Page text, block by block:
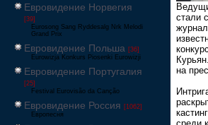
Евровидение Норвегия
[39]
Eurosong Sang Ryddesalg Nrk Melodi
Grand Prix
Евровидение Польша [36]
Eurowizja Konkurs Piosenki Eurowizji
Евровидение Португалия
[25]
Festival Eurovisão da Canção
Евровидение Россия [1062]
Европесня
стали
на